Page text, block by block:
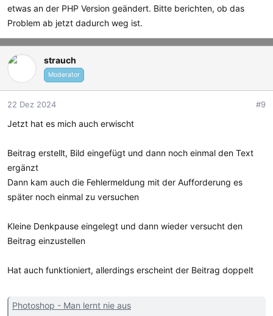
etwas an der PHP Version geändert. Bitte berichten, ob das
Problem ab jetzt dadurch weg ist.
strauch
Moderator
22 Dez 2024 #9
Jetzt hat es mich auch erwischt
Beitrag erstellt, Bild eingefügt und dann noch einmal den Text
ergänzt
Dann kam auch die Fehlermeldung mit der Aufforderung es
später noch einmal zu versuchen
Kleine Denkpause eingelegt und dann wieder versucht den
Beitrag einzustellen
Hat auch funktioniert, allerdings erscheint der Beitrag doppelt
Photoshop - Man lernt nie aus